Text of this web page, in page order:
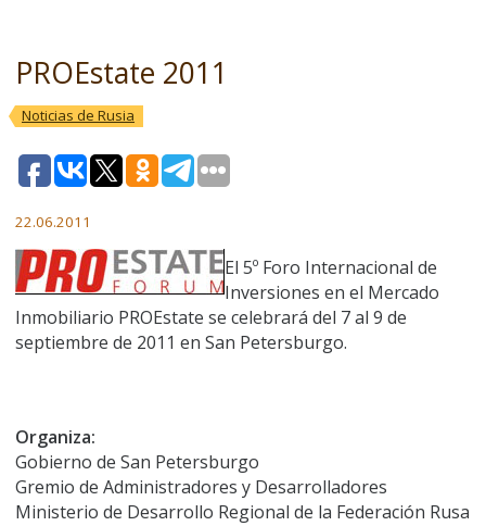
PROEstate 2011
Noticias de Rusia
22.06.2011
El 5º Foro Internacional de
Inversiones en el Mercado
Inmobiliario PROEstate se celebrará del 7 al 9 de
septiembre de 2011 en San Petersburgo.
Organiza:
Gobierno de San Petersburgo
Gremio de Administradores y Desarrolladores
Ministerio de Desarrollo Regional de la Federación Rusa